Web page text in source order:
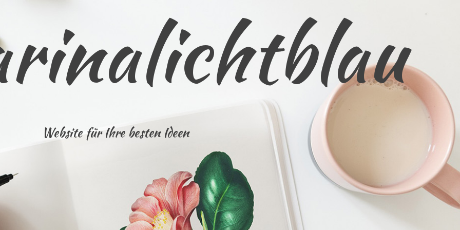
Website für Ihre besten Ideen